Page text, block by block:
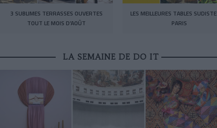
3 SUBLIMES TERRASSES OUVERTES
TOUT LE MOIS D’AOÛT
LES MEILLEURES TABLES
PARIS
LA SEMAINE DE DO IT